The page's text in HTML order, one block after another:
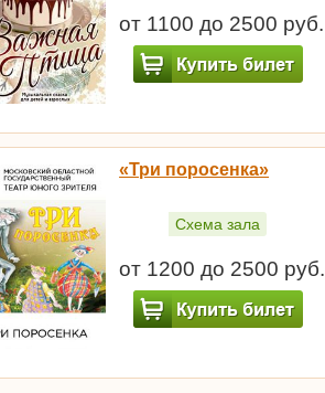
от 1100 до 2500 руб.
«Три поросенка»
Схема зала
от 1200 до 2500 руб.